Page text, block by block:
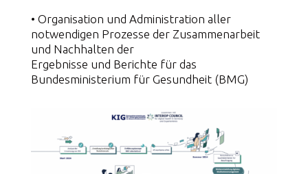
• Organisation und Administration aller
notwendigen Prozesse der Zusammenarbeit
und Nachhalten der
Ergebnisse und Berichte für das
Bundesministerium für Gesundheit (BMG)